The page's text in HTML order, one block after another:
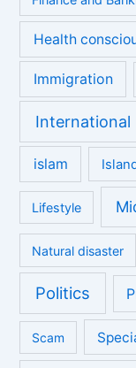
Health
Immigration
International
islam
Lifestyle
Natural disaster
Politics
Scam